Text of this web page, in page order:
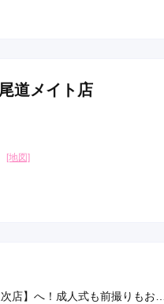
道メイト店
[地図]
店】へ！成人式も前撮りもお